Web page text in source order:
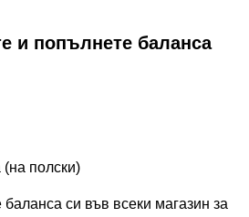
и попълнете баланса
полски)
си във всеки магазин за